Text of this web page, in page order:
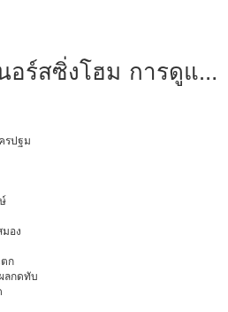
ร์สซิ่งโฮม การดูแล
ภาวะพึ่งพิง
รปฐม
อง
ก
ลกดทับ